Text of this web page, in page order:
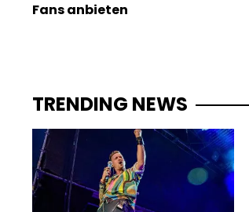
Fans anbieten
TRENDING NEWS